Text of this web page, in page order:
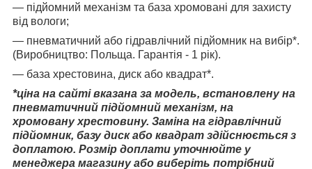
― підйомний механізм та база хромовані для захисту
від вологи;
― пневматичний або гідравлічний підйомник на вибір*.
(Виробництво: Польща. Гарантія - 1 рік).
― база хрестовина, диск або квадрат*.
*ціна на сайті вказана за модель, встановлену на
пневматичний підйомний механізм, на
хромовану хрестовину. Заміна на гідравлічний
підйомник, базу диск або квадрат здійснюється з
доплатою. Розмір доплати уточнюйте у
менеджера магазину або виберіть потрібний